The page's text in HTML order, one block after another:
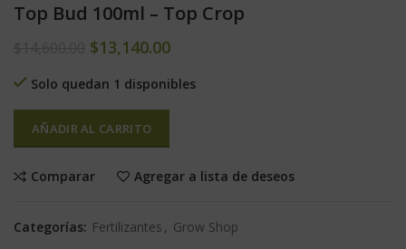
Top Bud 100ml – Top Crop
$13,140.00
Solo quedan 1 disponibles
AÑADIR AL CARRITO
Comparar Agregar a lista de deseos
Categorías: Fertilizantes , Grow Shop